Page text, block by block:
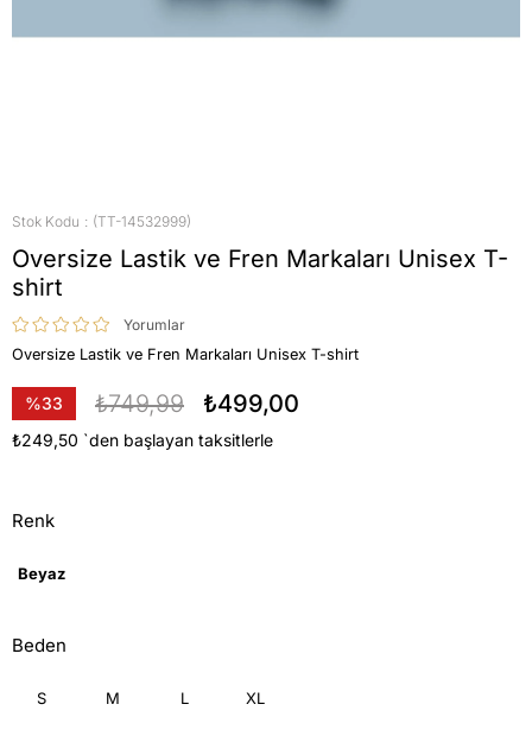
Stok Kodu (TT-14532999)
Oversize Lastik ve Fren Markaları Unisex T-
shirt
Yorumlar
Oversize Lastik ve Fren Markaları Unisex T-shirt
%33
İndirim
₺749,99 ₺499,00
₺249,50 `den başlayan taksitlerle
Renk
Beyaz
Beden
S M L XL